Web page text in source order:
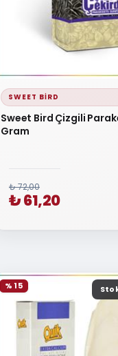
SWEET BIRD
Sweet Bird Çizgili
Gram
₺ 72,00
₺ 61,20
% 15